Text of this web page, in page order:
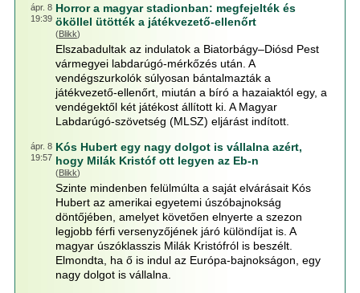
ápr. 8
19:39
Horror a magyar stadionban: megfejelték és
ököllel ütötték a játékvezető-ellenőrt
(Blikk)
Elszabadultak az indulatok a Biatorbágy–Diósd Pest
vármegyei labdarúgó-mérkőzés után. A
vendégszurkolók súlyosan bántalmazták a
játékvezető-ellenőrt, miután a bíró a hazaiaktól egy, a
vendégektől két játékost állított ki. A Magyar
Labdarúgó-szövetség (MLSZ) eljárást indított.
ápr. 8
19:57
Kós Hubert egy nagy dolgot is vállalna azért,
hogy Milák Kristóf ott legyen az Eb-n
(Blikk)
Szinte mindenben felülmúlta a saját elvárásait Kós
Hubert az amerikai egyetemi úszóbajnokság
döntőjében, amelyet követően elnyerte a szezon
legjobb férfi versenyzőjének járó különdíjat is. A
magyar úszóklasszis Milák Kristófról is beszélt.
Elmondta, ha ő is indul az Európa-bajnokságon, egy
nagy dolgot is vállalna.